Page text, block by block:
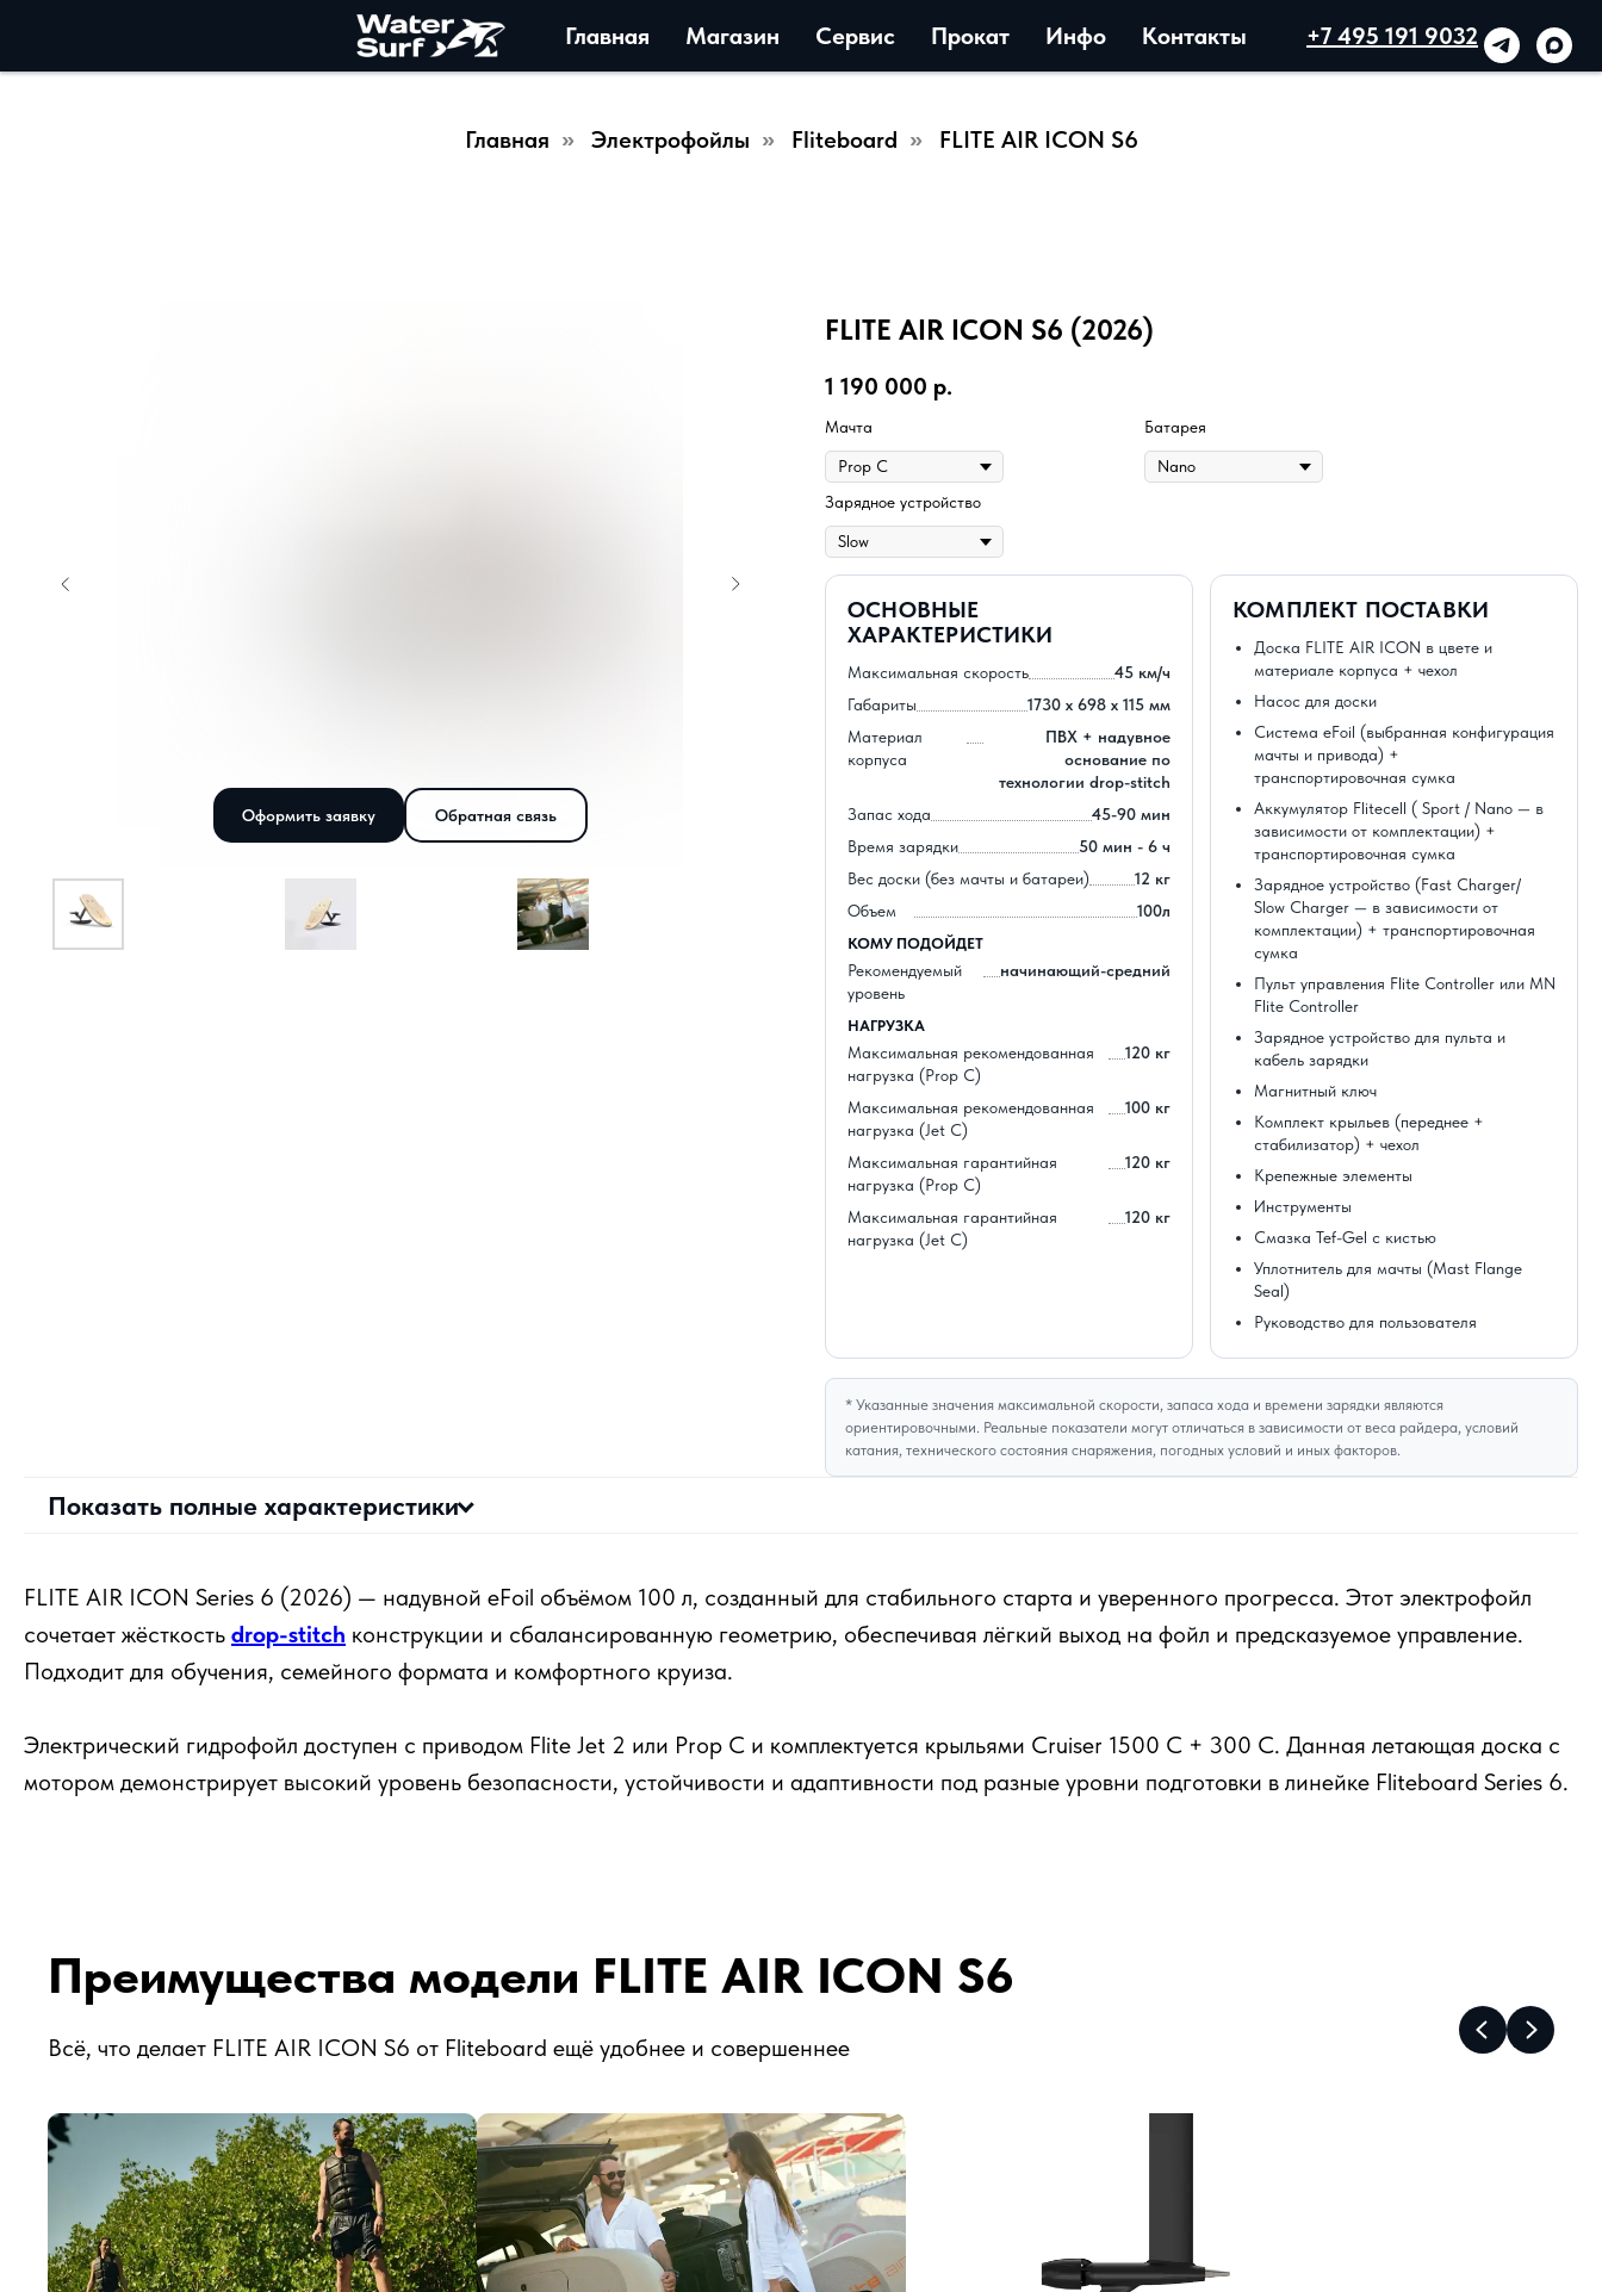
Главная Магазин Сервис Прокат Инфо Контакты +7 495 191 9032
Главная » Электрофойлы » Fliteboard » FLITE AIR ICON S6
Оформить заявку Обратная связь
FLITE AIR ICON S6 (2026)
1 190 000 р.
Мачта Батарея
Зарядное устройство
ОСНОВНЫЕ
ХАРАКТЕРИСТИКИ
Максимальная скорость
45 км/ч
Габариты
1730 x 698 x 115 мм
Материал
корпуса
ПВХ + надувное
основание по
технологии drop-stitch
Запас хода
45-90 мин
Время зарядки
50 мин - 6 ч
Вес доски (без мачты и батареи)
12 кг
Объем
100л
КОМУ ПОДОЙДЕТ
Рекомендуемый
уровень
начинающий-средний
НАГРУЗКА
Максимальная рекомендованная
нагрузка (Prop C)
120 кг
Максимальная рекомендованная
нагрузка (Jet C)
100 кг
Максимальная гарантийная
нагрузка (Prop C)
120 кг
Максимальная гарантийная
нагрузка (Jet C)
120 кг
КОМПЛЕКТ ПОСТАВКИ
Доска FLITE AIR ICON в цвете и
материале корпуса + чехол
Насос для доски
Система eFoil (выбранная конфигурация
мачты и привода) +
транспортировочная сумка
Аккумулятор Flitecell ( Sport / Nano — в
зависимости от комплектации) +
транспортировочная сумка
Зарядное устройство (Fast Charger/
Slow Charger — в зависимости от
комплектации) + транспортировочная
сумка
Пульт управления Flite Controller или MN
Flite Controller
Зарядное устройство для пульта и
кабель зарядки
Магнитный ключ
Комплект крыльев (переднее +
стабилизатор) + чехол
Крепежные элементы
Инструменты
Смазка Tef-Gel с кистью
Уплотнитель для мачты (Mast Flange
Seal)
Руководство для пользователя
* Указанные значения максимальной скорости, запаса хода и времени зарядки являются
ориентировочными. Реальные показатели могут отличаться в зависимости от веса райдера, условий
катания, технического состояния снаряжения, погодных условий и иных факторов.
Показать полные характеристики
FLITE AIR ICON Series 6 (2026) — надувной eFoil объёмом 100 л, созданный для стабильного старта и уверенного прогресса. Этот электрофойл
сочетает жёсткость drop-stitch конструкции и сбалансированную геометрию, обеспечивая лёгкий выход на фойл и предсказуемое управление.
Подходит для обучения, семейного формата и комфортного круиза.
Электрический гидрофойл доступен с приводом Flite Jet 2 или Prop C и комплектуется крыльями Cruiser 1500 C + 300 C. Данная летающая доска с
мотором демонстрирует высокий уровень безопасности, устойчивости и адаптивности под разные уровни подготовки в линейке Fliteboard Series 6.
Преимущества модели FLITE AIR ICON S6
Всё, что делает FLITE AIR ICON S6 от Fliteboard ещё удобнее и совершеннее